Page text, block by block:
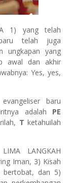
1) yang telah
baru telah juga
ungkapan yang
awal dan akhir
Yes, yes,
baru
adalah PE
T ketahuilah
LANGKAH
Iman, 3) Kisah
bertobat, dan 5)